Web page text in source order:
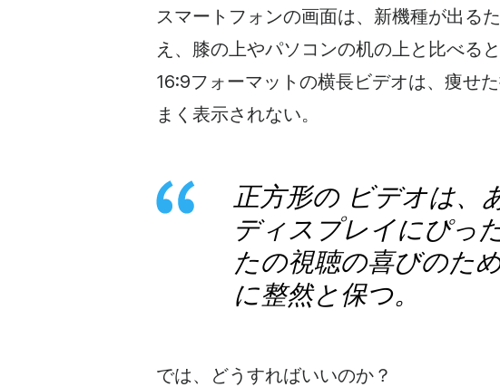
スマートフォンの画面は、新機種が出る
え、膝の上やパソコンの机の上と比べる
16:9フォーマットの横長ビデオは、痩せ
まく表示されない。
正方形の ビデオは、
ディスプレイにぴっ
たの視聴の喜びのた
に整然と保つ。
では、どうすればいいのか？